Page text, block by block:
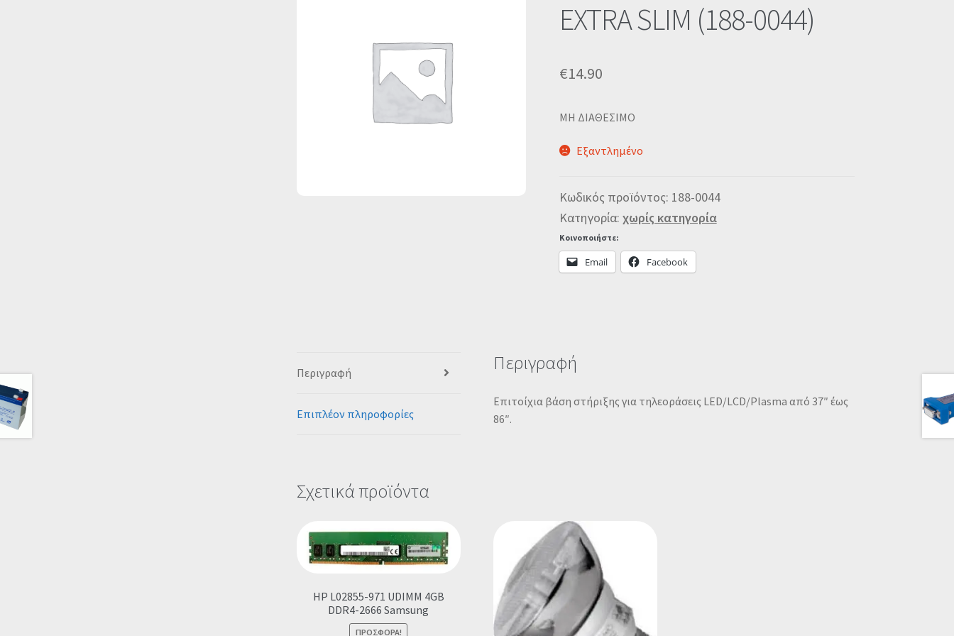
EXTRA SLIM (188-0044)
€14.90
MΗ ΔΙΑΘΕΣΙΜΟ
Εξαντλημένο
Κωδικός προϊόντος: 188-0044
Κατηγορία: χωρίς κατηγορία
Κοινοποιήστε:
Email Facebook
Περιγραφή
Επιπλέον πληροφορίες
Περιγραφή
Επιτοίχια βάση στήριξης για τηλεοράσεις LED/LCD/Plasma από 37″ έως
86″.
Σχετικά προϊόντα
HP L02855-971 UDIMM 4GB
DDR4-2666 Samsung
ΠΡΟΣΦΟΡΆ!